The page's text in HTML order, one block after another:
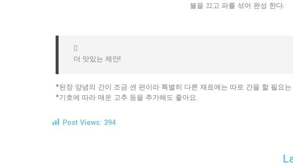
불을 끄고 파를 섞어 완성 한다.
더 맛있는 제안!
*된장 양념의 간이 조금 센 편이라 특별히 다른 재료에는 따로 간을 할 필요
*기호에 따라 매운 고추 등을 추가해도 좋아요.
Post Views: 394